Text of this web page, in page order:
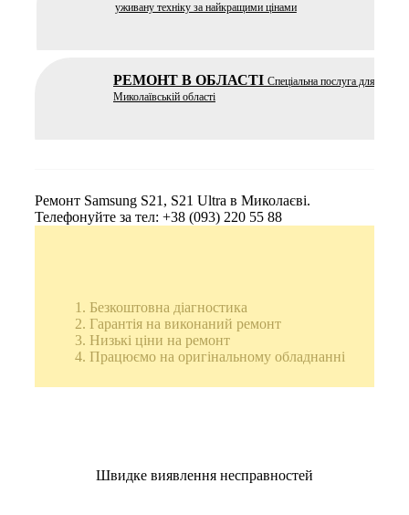
уживану техніку за найкращими цінами
РЕМОНТ В ОБЛАСТІ Спеціальна послуга для
Миколаївській області
Ремонт Samsung S21, S21 Ultra в Миколаєві.
Телефонуйте за тел: +38 (093) 220 55 88
Безкоштовна діагностика
Гарантія на виконаний ремонт
Низькі ціни на ремонт
Працюємо на оригінальному обладнанні
Швидке виявлення несправностей